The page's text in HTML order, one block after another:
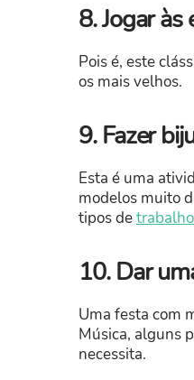
8. Jogar às
Pois é, este
os mais velhos.
9. Fazer
Esta é uma
modelos muito
tipos de
10. Dar
Uma festa com
Música, alguns
necessita.